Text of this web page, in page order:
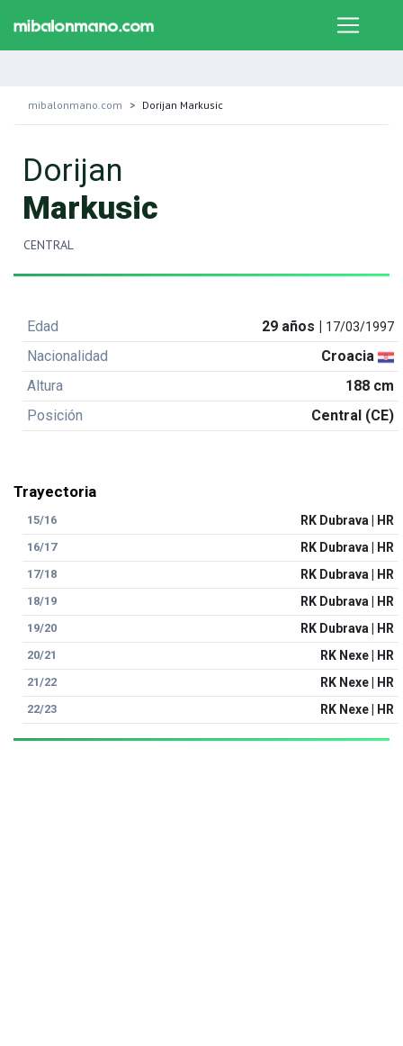
mibalonmano.com Dorijan Markusic
Dorijan
Markusic
CENTRAL
Edad 29 años | 17/03/1997
Nacionalidad
Croacia
Altura
188 cm
Posición
Central (CE)
Trayectoria
15/16 RK Dubrava | HR
16/17 RK Dubrava | HR
17/18 RK Dubrava | HR
18/19 RK Dubrava | HR
19/20 RK Dubrava | HR
20/21 RK Nexe | HR
21/22 RK Nexe | HR
22/23 RK Nexe | HR